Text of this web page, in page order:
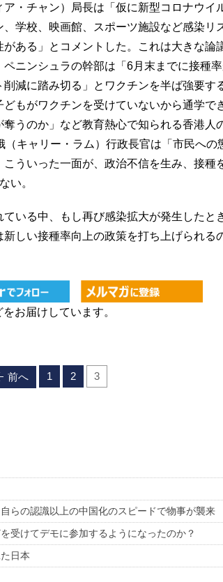
・チャン）局長は「仮に新型コロナウイ
学校、映画館、スポーツ施設など感染リ
ある」とコメントした。これは大きな論
ニンシュラの幹部は「6月末までに接種
減に踏み切る」とワクチンを半ば強要す
もがワクチンを受けていないから通学で
うのか」など教育熱心で知られる香港人
キャリー・ラム）行政長官は「市民への
ういった一面が、政治不信を生み、接種
い。
いる中、もし再び感染拡大が発生したと
しい接種率向上の政策を打ち上げられる
をお届けしています。
前へ 1 2 3
らの認識以上の中国化のスピードで物事が襲来
受けてデモに参加するようになったのか？
日本